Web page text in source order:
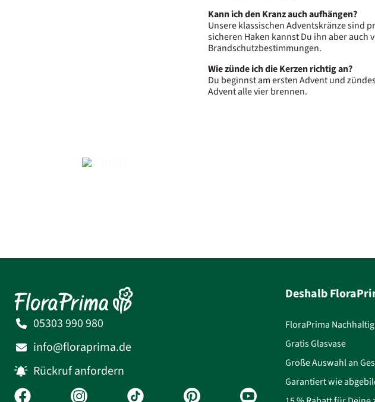
Kann ich den Kranz auch aufhängen?
Unsere klassischen Adventskränze sind
sicheren Haken kannst Du ihn aber
Brandschutzbestimmungen.
Wie zünde ich die Kerzen richtig an?
Du beginnst am ersten Advent und
Advent alle vier brennen.
05303 990 980
info@floraprima.de
Rückruf anfordern
Deshalb
FloraPrima
Gratis Glasvase
Große Auswahl an
Garantiert wie